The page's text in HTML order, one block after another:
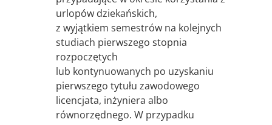
urlopów dziekańskich,
z wyjątkiem semestrów na kolejnych
studiach pierwszego stopnia
rozpoczętych
lub kontynuowanych po uzyskaniu
pierwszego tytułu zawodowego
licencjata, inżyniera albo
równorzędnego. W przypadku